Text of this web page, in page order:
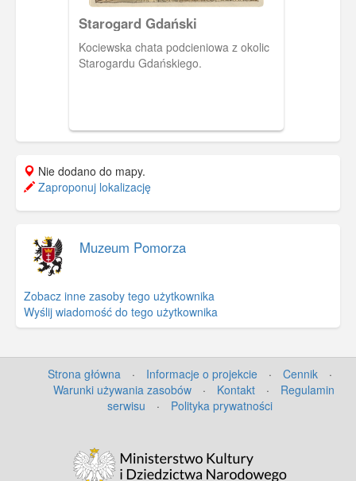
Starogard Gdański
Kociewska chata podcieniowa z okolic
Starogardu Gdańskiego.
Nie dodano do mapy.
Zaproponuj lokalizację
Muzeum Pomorza
Zobacz inne zasoby tego użytkownika
Wyślij wiadomość do tego użytkownika
Strona główna · Informacje o projekcie · Cennik
·
Warunki używania zasobów
· Kontakt ·
Regulamin
serwisu
· Polityka prywatności